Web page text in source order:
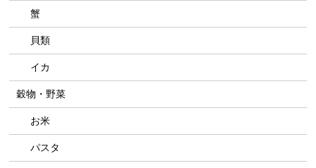
蟹
貝類
イカ
穀物・野菜
お米
パスタ